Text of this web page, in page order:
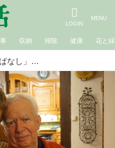
収納 掃除 健康 花と緑
男の子の「やりっぱなし」は大物になる証？ 脳科学者が語る息子育ての秘訣｜脳科学者の黒川伊保子さん